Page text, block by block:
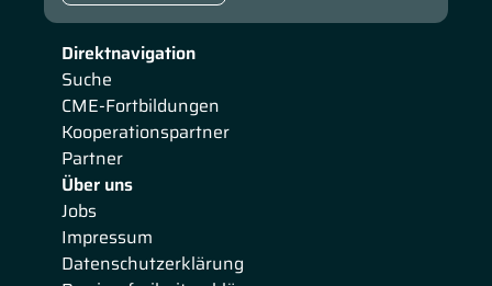
Direktnavigation
Suche
CME-Fortbildungen
Kooperationspartner
Partner
Über uns
Jobs
Impressum
Datenschutzerklärung